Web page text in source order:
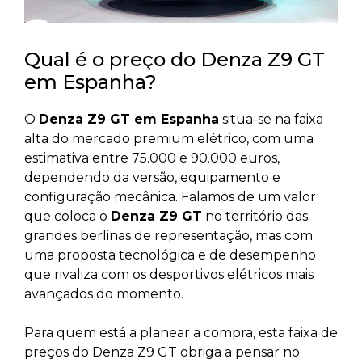
Qual é o preço do Denza Z9 GT
em Espanha?
O Denza Z9 GT em Espanha situa-se na faixa
alta do mercado premium elétrico, com uma
estimativa entre 75.000 e 90.000 euros,
dependendo da versão, equipamento e
configuração mecânica. Falamos de um valor
que coloca o Denza Z9 GT no território das
grandes berlinas de representação, mas com
uma proposta tecnológica e de desempenho
que rivaliza com os desportivos elétricos mais
avançados do momento.
Para quem está a planear a compra, esta faixa de
preços do Denza Z9 GT obriga a pensar no